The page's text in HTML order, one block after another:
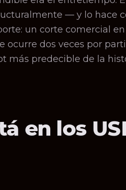
— y lo hace
un corte comercial en
ocurre dos veces por
más predecible de la
en los